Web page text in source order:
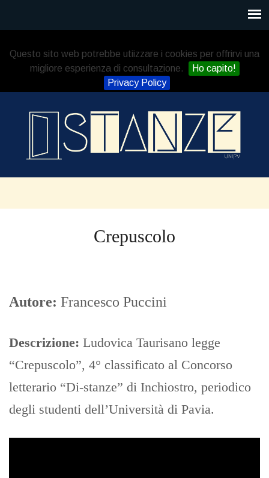
Questo sito web potrebbe utiizzare i cookies per offrirvi una
migliore esperienza di consultazione.
Ho capito!
Privacy Policy
Crepuscolo
Autore: Francesco Puccini
Descrizione: Ludovica Taurisano legge
“Crepuscolo”, 4° classificato al Concorso
letterario “Di-stanze” di Inchiostro, periodico
degli studenti dell’Università di Pavia.